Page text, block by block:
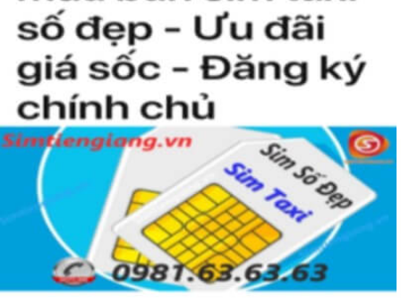
người khác cũng sẽ biết được vị trí của bạn trong xã hội là như thế
nào rồi?
Hướng dẫn mua Sim Tứ Quý 2 tại